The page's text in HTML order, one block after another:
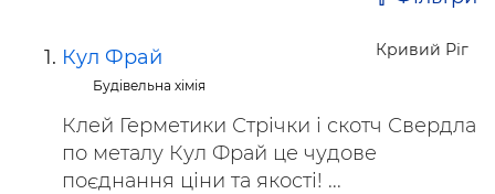
Кривий Ріг
Кул Фрай
Будівельна хімія
Клей Герметики Стрічки і скотч Свердла
по металу Кул Фрай це чудове
поєднання ціни та якості! ...